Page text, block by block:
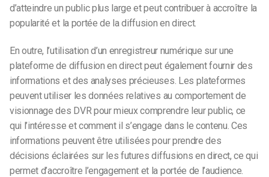
d’atteindre un public plus large et peut contribuer à accroître la
popularité et la portée de la diffusion en direct.
En outre, l’utilisation d’un enregistreur numérique sur une
plateforme de diffusion en direct peut également fournir des
informations et des analyses précieuses. Les plateformes
peuvent utiliser les données relatives au comportement de
visionnage des DVR pour mieux comprendre leur public, ce
qui l’intéresse et comment il s’engage dans le contenu. Ces
informations peuvent être utilisées pour prendre des
décisions éclairées sur les futures diffusions en direct, ce qui
permet d’accroître l’engagement et la portée de l’audience.